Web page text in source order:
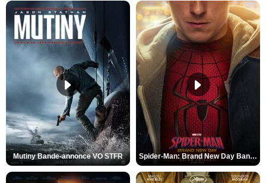
Mutiny Bande-annonce VO STFR Spider-Man: Brand New Day Bande-annonce VO STFR